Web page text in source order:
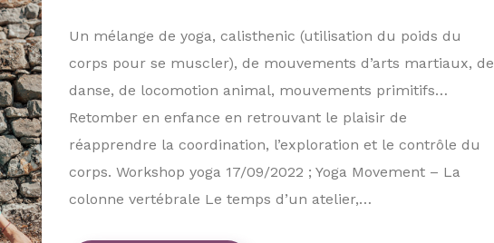
Un mélange de yoga, calisthenic (utilisation du poids du
corps pour se muscler), de mouvements d’arts martiaux, de
danse, de locomotion animal, mouvements primitifs…
Retomber en enfance en retrouvant le plaisir de
réapprendre la coordination, l’exploration et le contrôle du
corps. Workshop yoga 17/09/2022 ; Yoga Movement – La
colonne vertébrale Le temps d’un atelier,…